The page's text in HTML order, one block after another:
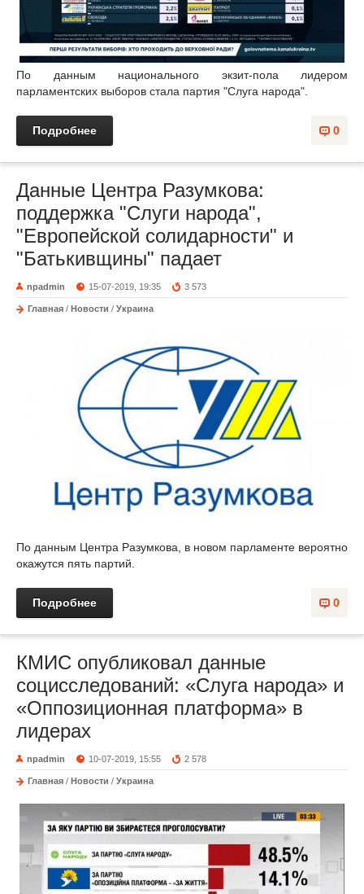
По данным национального экзит-пола лидером
парламентских выборов стала партия "Слуга народа".
0
Подробнее
Данные Центра Разумкова:
поддержка "Слуги народа",
"Европейской солидарности" и
"Батькивщины" падает
npadmin 15-07-2019, 19:35 3 573
Главная / Новости / Украина
По данным Центра Разумкова, в новом парламенте вероятно
окажутся пять партий.
0
Подробнее
КМИС опубликовал данные
социсследований: «Слуга народа» и
«Оппозиционная платформа» в
лидерах
npadmin 10-07-2019, 15:55 2 578
Главная / Новости / Украина